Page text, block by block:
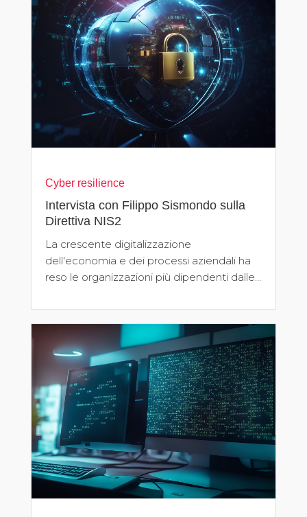
Cyber resilience
Intervista con Filippo Sismondo sulla
Direttiva NIS2
La crescente digitalizzazione
dell'economia e dei processi aziendali ha
reso le organizzazioni più dipendenti dalle…